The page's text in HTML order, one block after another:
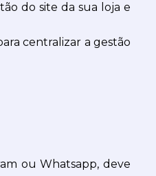
do site da sua loja e
centralizar a gestão
ou Whatsapp, deve